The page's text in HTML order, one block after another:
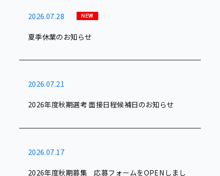
2026.07.28
夏季休業のお知らせ
2026.07.21
2026年度秋期選考 面接日程候補日のお知らせ
2026.07.17
2026年度秋期募集 応募フォームをOPENしまし